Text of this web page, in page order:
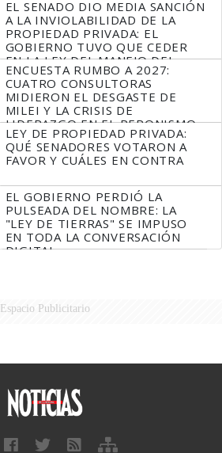
MARIDO
EL SENADO DIO MEDIA SANCIÓN
A LA INVIOLABILIDAD DE LA
PROPIEDAD PRIVADA: EL
GOBIERNO TUVO QUE CEDER
EN LA LEY DEL MANEJO DEL
FUEGO
ENCUESTA RUMBO A 2027:
CUATRO CONSULTORAS
MIDIERON EL DESGASTE DE
MILEI Y LA CRISIS DE
LIDERAZGO EN EL PERONISMO
LEY DE PROPIEDAD PRIVADA:
QUÉ SENADORES VOTARON A
FAVOR Y CUÁLES EN CONTRA
EL GOBIERNO PERDIÓ LA
PULSEADA DEL NOMBRE: LA
"LEY DE TIERRAS" SE IMPUSO
EN TODA LA CONVERSACIÓN
DIGITAL
Espacio Publicitario